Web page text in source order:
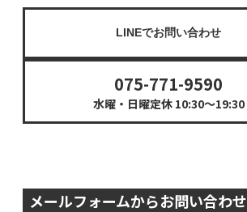
LINEでお問い合わせ
075-771-9590
水曜・日曜定休 10:30〜19:30
メールフォームからお問い合わせ